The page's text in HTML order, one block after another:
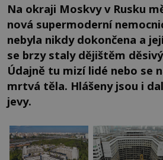
Na okraji Moskvy v Rusku
nová supermoderní
nebyla nikdy dokončena a
se brzy staly dějištěm
Údajně tu mizí lidé nebo se
mrtvá těla. Hlášeny jsou i
jevy.